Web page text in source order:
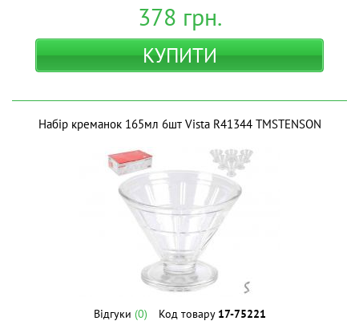
378 грн.
КУПИТИ
Набір креманок 165мл 6шт Vista R41344 ТМSTENSON
Відгуки (0) Код товару 17-75221